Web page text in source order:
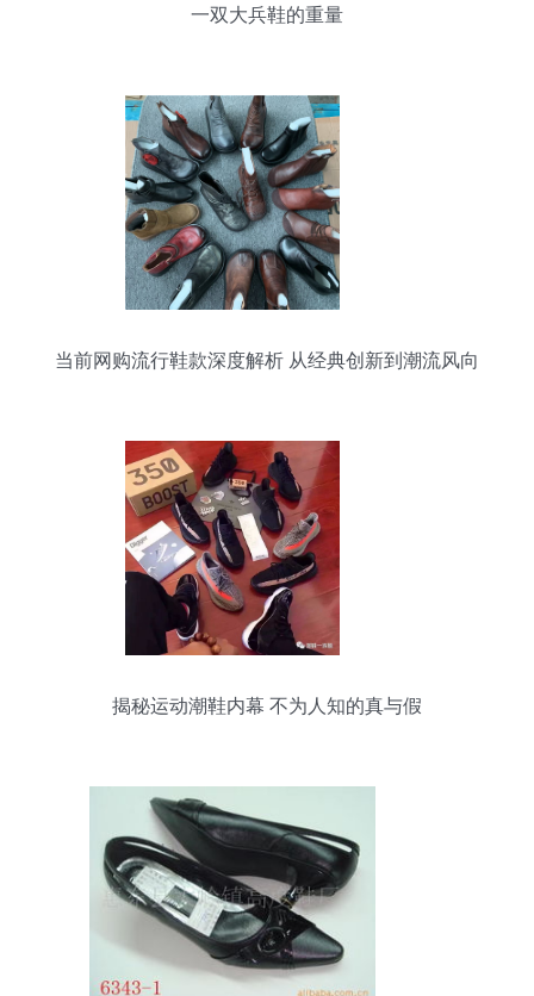
一双大兵鞋的重量
当前网购流行鞋款深度解析 从经典创新到潮流风向
揭秘运动潮鞋内幕 不为人知的真与假